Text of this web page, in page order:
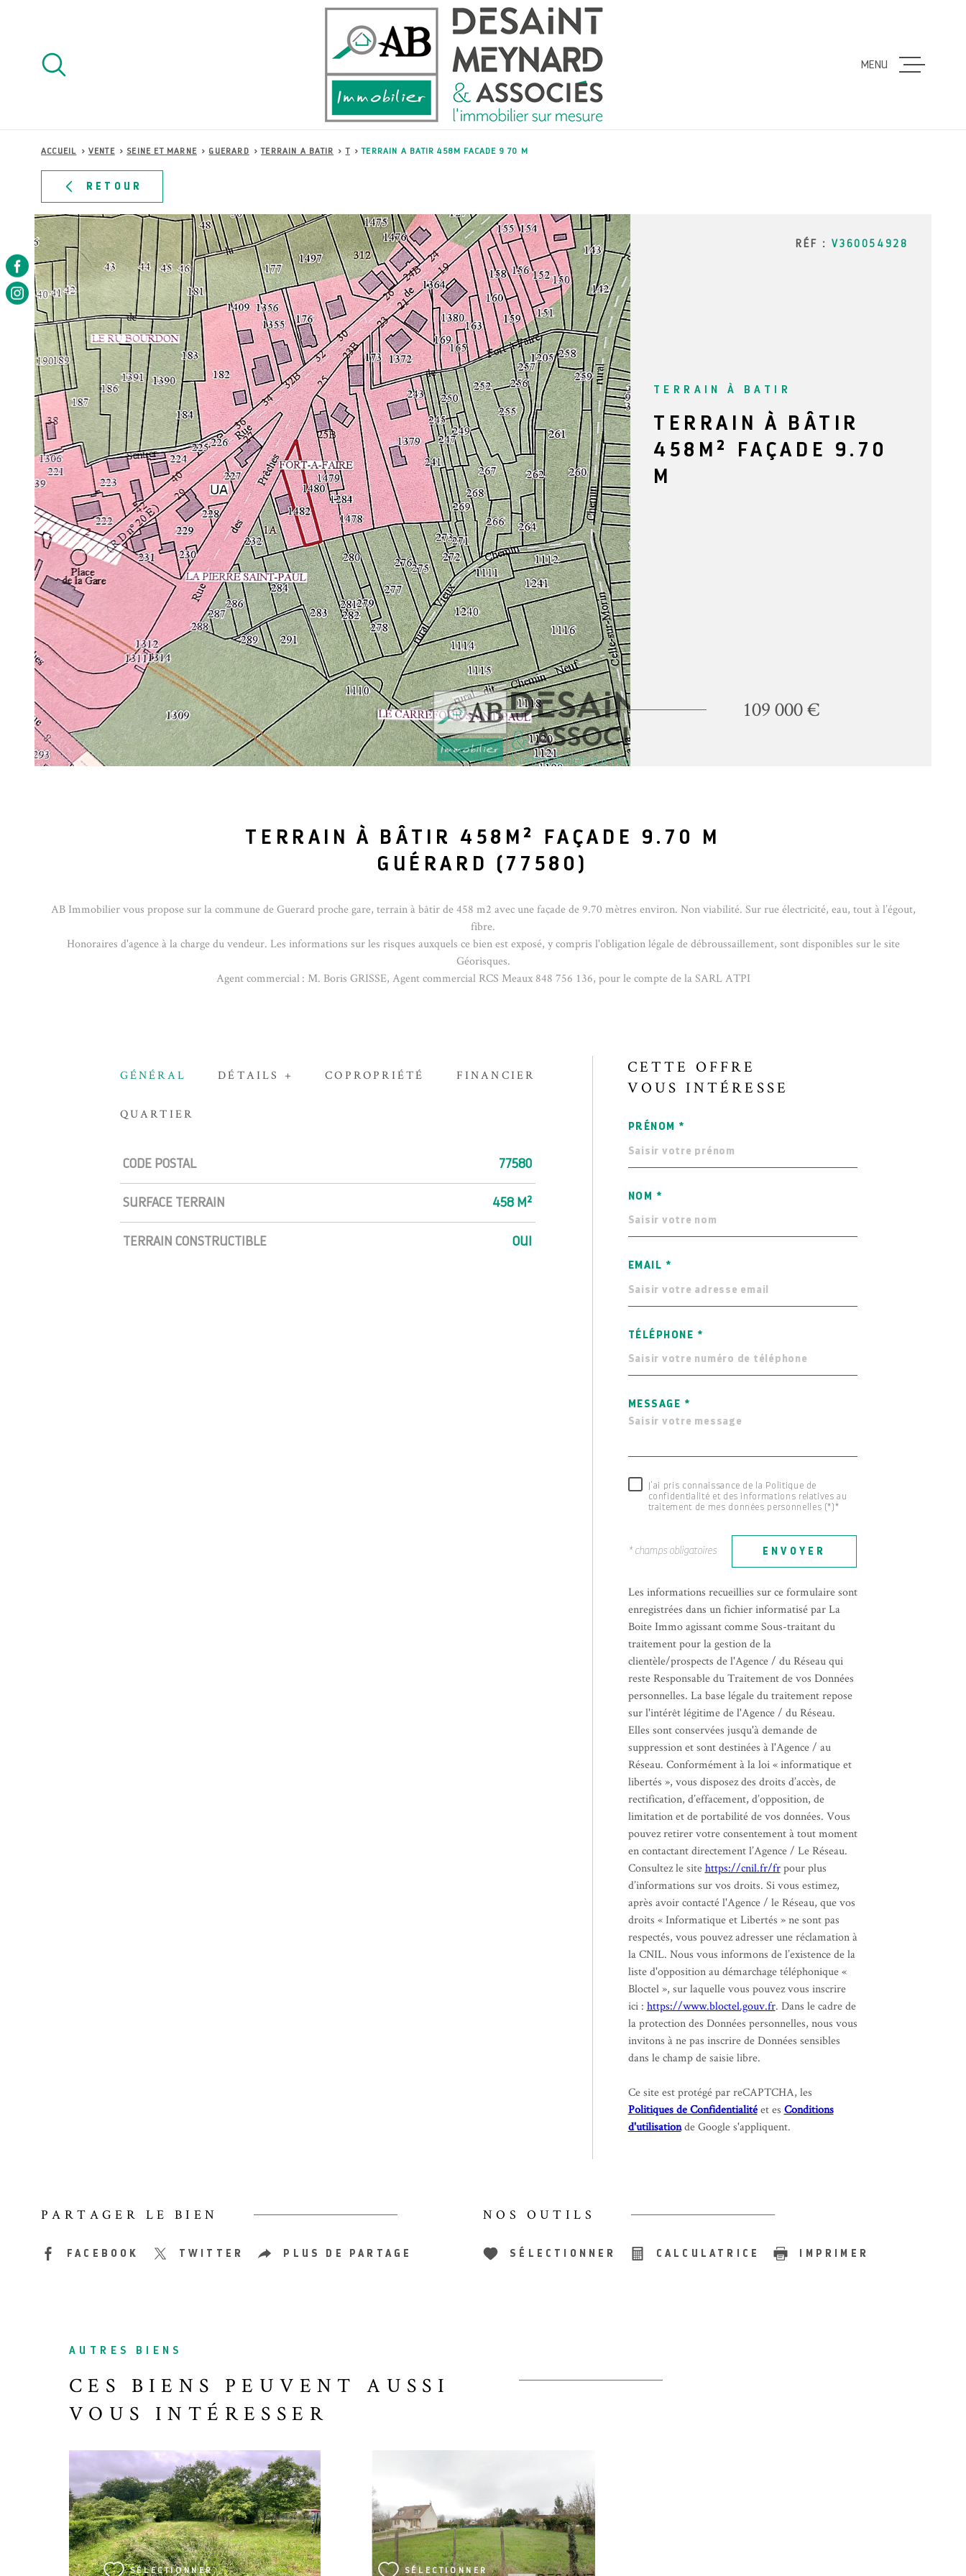
recherche
VENTES
CONTACT
MENU
ACCUEIL VENTE SEINE ET MARNE GUERARD TERRAIN A BATIR T TERRAIN A BATIR 458M FACADE 9 70 M
RETOUR
RÉF : V360054928
TERRAIN À BATIR
TERRAIN À BÂTIR
458M² FAÇADE 9.70
M
109 000 €
TERRAIN À BÂTIR 458M² FAÇADE 9.70 M
GUÉRARD (77580)
AB Immobilier vous propose sur la commune de Guerard proche gare, terrain à bâtir de 458 m2 avec une façade de 9.70 mètres environ. Non viabilité. Sur rue électricité, eau, tout à l’égout,
fibre.
Honoraires d'agence à la charge du vendeur. Les informations sur les risques auxquels ce bien est exposé, y compris l'obligation légale de débroussaillement, sont disponibles sur le site
Géorisques.
Agent commercial : M. Boris GRISSE, Agent commercial RCS Meaux 848 756 136, pour le compte de la SARL ATPI
GÉNÉRAL DÉTAILS + COPROPRIÉTÉ FINANCIER
QUARTIER
Caractérisque Valeurs
CODE POSTAL 77580
SURFACE TERRAIN 458 M²
TERRAIN CONSTRUCTIBLE OUI
CETTE OFFRE
VOUS INTÉRESSE
PRÉNOM *
NOM *
EMAIL *
TÉLÉPHONE *
MESSAGE *
J'ai pris connaissance de la Politique de
confidentialité et des informations relatives au
traitement de mes données personnelles (*)*
* champs obligatoires ENVOYER
Les informations recueillies sur ce formulaire sont
enregistrées dans un fichier informatisé par La
Boite Immo agissant comme Sous-traitant du
traitement pour la gestion de la
clientèle/prospects de l'Agence / du Réseau qui
reste Responsable du Traitement de vos Données
personnelles. La base légale du traitement repose
sur l'intérêt légitime de l'Agence / du Réseau.
Elles sont conservées jusqu'à demande de
suppression et sont destinées à l'Agence / au
Réseau. Conformément à la loi « informatique et
libertés », vous disposez des droits d’accès, de
rectification, d’effacement, d’opposition, de
limitation et de portabilité de vos données. Vous
pouvez retirer votre consentement à tout moment
en contactant directement l’Agence / Le Réseau.
Consultez le sitehttps://cnil.fr/frpour plus
d’informations sur vos droits. Si vous estimez,
après avoir contacté l'Agence / le Réseau, que vos
droits « Informatique et Libertés » ne sont pas
respectés, vous pouvez adresser une réclamation à
la CNIL. Nous vous informons de l’existence de la
liste d'opposition au démarchage téléphonique «
Bloctel », sur laquelle vous pouvez vous inscrire
ici : https://www.bloctel.gouv.fr. Dans le cadre de
la protection des Données personnelles, nous vous
invitons à ne pas inscrire de Données sensibles
dans le champ de saisie libre.
Ce site est protégé par reCAPTCHA, les
Politiques de Confidentialitéet es Conditions
d'utilisationde Google s'appliquent.
PARTAGER LE BIEN
FACEBOOK TWITTER PLUS DE PARTAGE
NOS OUTILS
SÉLECTIONNER CALCULATRICE IMPRIMER
AUTRES BIENS
CES BIENS PEUVENT AUSSI
VOUS INTÉRESSER
SÉLECTIONNER
VOIR LE BIEN
SÉLECTIONNER
VOIR LE BIEN